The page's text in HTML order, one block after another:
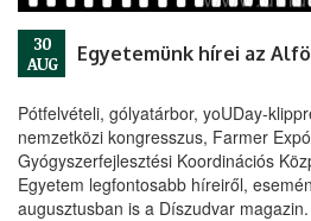
30
AUG
Egyetemünk hírei az
Pótfelvételi, gólyatárbor, yoUDay-
nemzetközi kongresszus, Farmer
Gyógyszerfejlesztési Koordinációs
Egyetem legfontosabb híreiről,
augusztusban is a Díszudvar magazin.